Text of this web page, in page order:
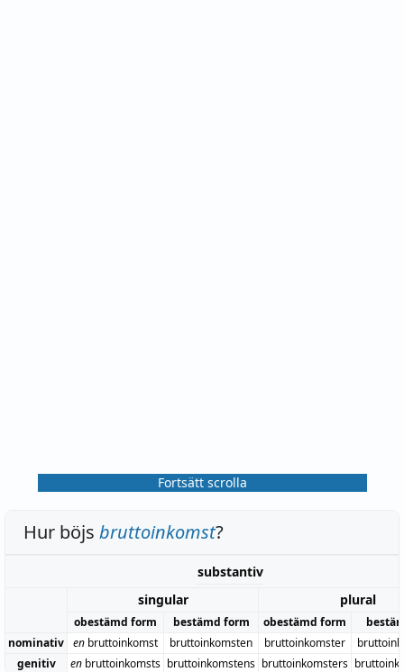
Fortsätt scrolla
Hur böjs bruttoinkomst?
substantiv
singular
plural
obestämd form bestämd form obestämd form
nominativ en bruttoinkomst bruttoinkomsten bruttoinkomster
genitiv
en bruttoinkomsts bruttoinkomstens bruttoinkomsters